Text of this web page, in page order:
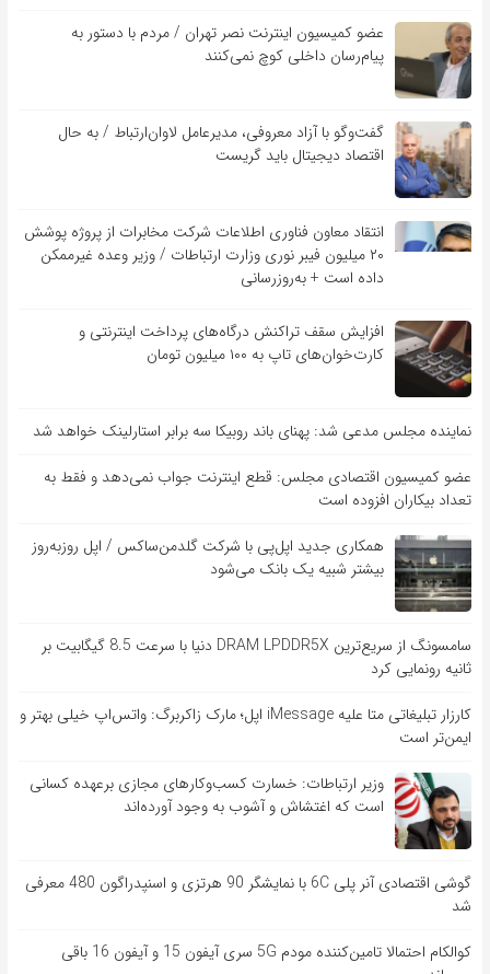
عضو کمیسیون اینترنت نصر تهران / مردم با دستور به
پیام‌رسان داخلی کوچ نمی‌کنند
گفت‌و‌گو با آزاد معروفی، مدیرعامل لاوان‌ارتباط / به حال
اقتصاد دیجیتال باید گریست
انتقاد معاون فناوری اطلاعات شرکت مخابرات از پروژه پوشش
۲۰ میلیون فیبر نوری وزارت ارتباطات / وزیر وعده غیرممکن
داده است + به‌روزرسانی
افزایش سقف تراکنش درگاه‌های پرداخت اینترنتی و
کارت‌خوان‌های تاپ به ۱۰۰ میلیون تومان
نماینده مجلس مدعی شد: پهنای باند روبیکا سه برابر استارلینک خواهد شد
عضو کمیسیون اقتصادی مجلس: قطع اینترنت جواب نمی‌دهد و فقط به
تعداد بیکاران افزوده است
همکاری جدید اپل‌پی با شرکت گلدمن‌ساکس / اپل روزبه‌روز
بیشتر شبیه یک بانک می‌شود
سامسونگ از سریع‌ترین DRAM LPDDR5X دنیا با سرعت 8.5 گیگابیت بر
ثانیه رونمایی کرد
کارزار تبلیغاتی متا علیه iMessage اپل؛ مارک زاکربرگ: واتس‌اپ خیلی بهتر و
ایمن‌تر است
وزیر ارتباطات: خسارت کسب‌وکارهای مجازی برعهده کسانی
است که اغتشاش و آشوب به وجود آورده‌اند
گوشی اقتصادی آنر پلی 6C با نمایشگر 90 هرتزی و اسنپدراگون 480 معرفی
شد
کوالکام احتمالا تامین‌کننده مودم 5G سری آیفون 15 و آیفون 16 باقی